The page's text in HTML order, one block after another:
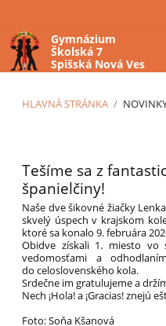
Gymnázium
Školská 7
Spišská Nová Ves
HLAVNÁ STRÁNKA /
Tešíme sa z
španielčiny!
Naše dve šikovné žiačky
skvelý úspech v krajskom
ktoré sa konalo 9. februára
Obidve získali 1. miesto vo
vedomosťami a
do celoslovenského kola.
Srdečne im gratulujeme a
Nech ¡Hola! a ¡Gracias! znejú
Foto: Soňa Kšanová